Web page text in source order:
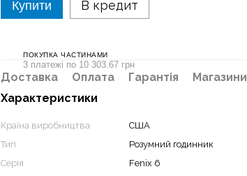
Купити В кредит
ПОКУПКА ЧАСТИНАМИ
3 платежі по 10 303.67 грн
Доставка Оплата Гарантія
Магазини
Характеристики
Країна виробництва
США
Тип
Розумний годинник
Серія
Fenix 6